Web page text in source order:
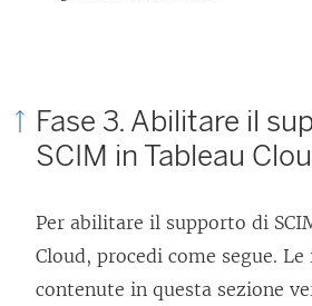
Fase 3. Abilitare il
SCIM in Tableau
Per abilitare il supporto di
Cloud, procedi come segue.
contenute in questa sezione